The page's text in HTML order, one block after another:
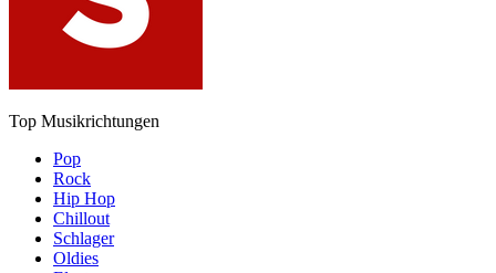
Top Musikrichtungen
Pop
Rock
Hip Hop
Chillout
Schlager
Oldies